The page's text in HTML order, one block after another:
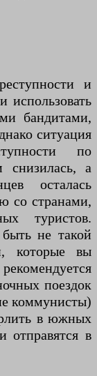
и
использовать
бандитами,
ситуация
по
снизилась, а
осталась
со странами,
туристов.
не такой
которые вы
поездок
коммунисты)
в южных
отправятся в